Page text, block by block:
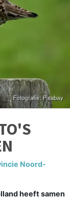
Noord-
heeft samen